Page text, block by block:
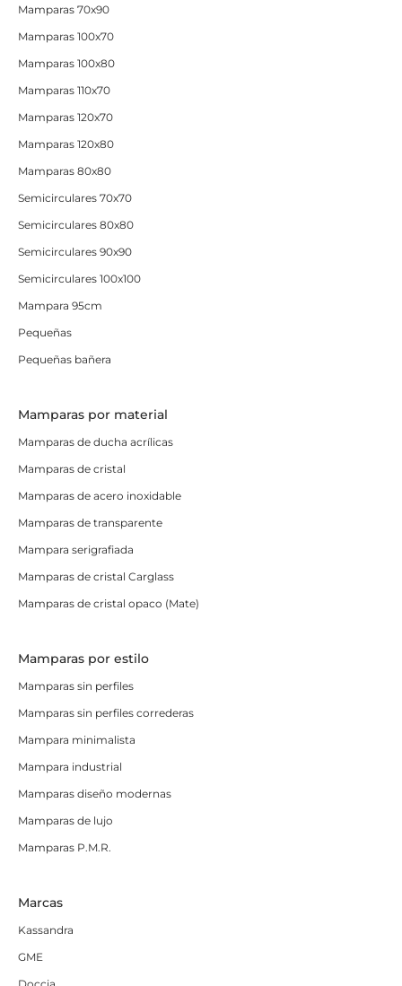
Mamparas 70x90
Mamparas 100x70
Mamparas 100x80
Mamparas 110x70
Mamparas 120x70
Mamparas 120x80
Mamparas 80x80
Semicirculares 70x70
Semicirculares 80x80
Semicirculares 90x90
Semicirculares 100x100
Mampara 95cm
Pequeñas
Pequeñas bañera
Mamparas por material
Mamparas de ducha acrílicas
Mamparas de cristal
Mamparas de acero inoxidable
Mamparas de transparente
Mampara serigrafiada
Mamparas de cristal Carglass
Mamparas de cristal opaco (Mate)
Mamparas por estilo
Mamparas sin perfiles
Mamparas sin perfiles correderas
Mampara minimalista
Mampara industrial
Mamparas diseño modernas
Mamparas de lujo
Mamparas P.M.R.
Marcas
Kassandra
GME